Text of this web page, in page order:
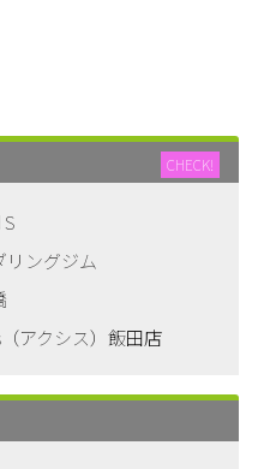
CHECK!
ングジム
アクシス）飯田店